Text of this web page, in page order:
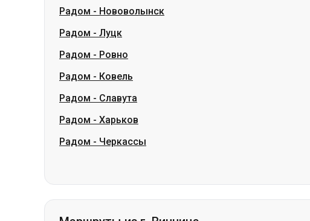
Радом-Ковель
Радом-Славута
Радом-Харьков
Радом-Черкассы
Винница-Ромны